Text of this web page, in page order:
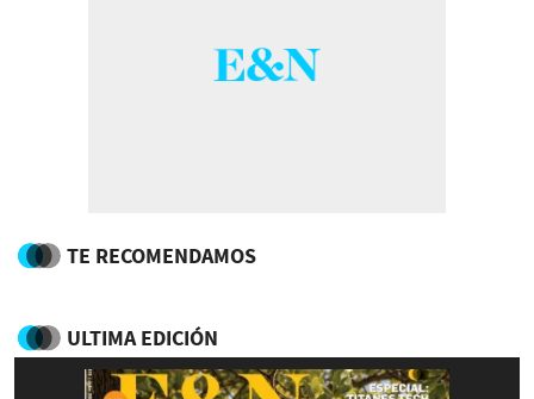
TE RECOMENDAMOS
ULTIMA EDICIÓN